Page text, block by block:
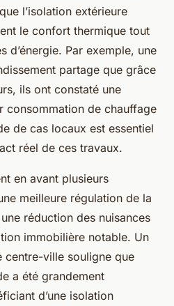
l’isolation extérieure
le confort thermique tout
d’énergie. Par exemple, une
partage que grâce
ils ont constaté une
consommation de chauffage
de cas locaux est essentiel
réel de ces travaux.
en avant plusieurs
meilleure régulation de la
réduction des nuisances
immobilière notable. Un
centre-ville souligne que
a été grandement
d’une isolation